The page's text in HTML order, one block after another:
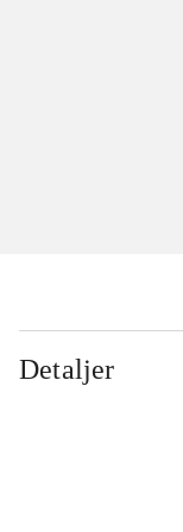
Detaljer